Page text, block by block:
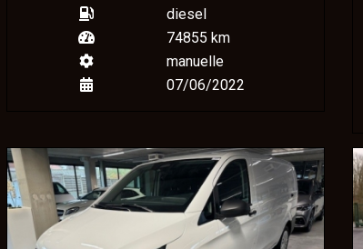
diesel
74855 km
manuelle
07/06/2022